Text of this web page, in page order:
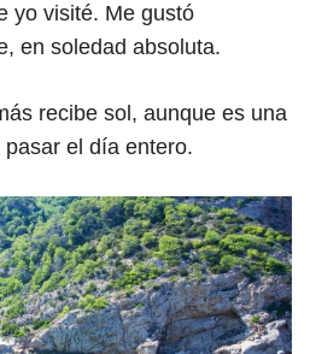
yo visité. Me gustó
en soledad absoluta.
recibe sol, aunque es una
el día entero.